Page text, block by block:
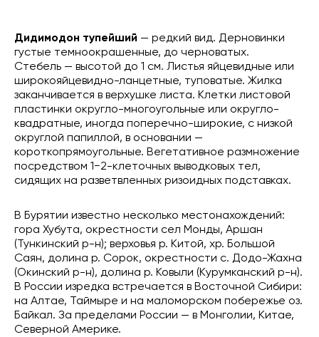
Дидимодон тупейший — редкий вид. Дерновинки
густые темноокрашенные, до черноватых.
Стебель — высотой до 1 см. Листья яйцевидные или
широкояйцевидно-ланцетные, туповатые. Жилка
заканчивается в верхушке листа. Клетки листовой
пластинки округло-многоугольные или округло-
квадратные, иногда поперечно-широкие, с низкой
округлой папиллой, в основании —
короткопрямоугольные. Вегетативное размножение
посредством 1−2-клеточных выводковых тел,
сидящих на разветвленных ризоидных подставках.
В Бурятии известно несколько местонахождений:
гора Хубута, окрестности сел Монды, Аршан
(Тункинский р-н); верховья р. Китой, хр. Большой
Саян, долина р. Сорок, окрестности с. Додо-Жахна
(Окинский р-н), долина р. Ковыли (Курумканский р-н).
В России изредка встречается в Восточной Сибири:
на Алтае, Таймыре и на маломорском побережье оз.
Байкал. За пределами России — в Монголии, Китае,
Северной Америке.